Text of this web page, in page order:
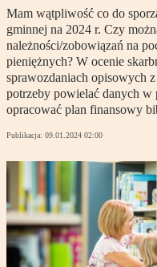
Mam wątpliwość co do
gminnej na 2024 r. Czy
należności/zobowiązań na
pieniężnych? W ocenie
sprawozdaniach opisowych
potrzeby powielać danych
opracować plan finansowy
Publikacja: 09.01.2024 02:00